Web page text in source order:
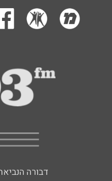
דבורה הנביאה 6, רמת